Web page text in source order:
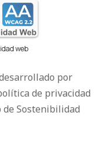
web
por
de privacidad
Sostenibilidad